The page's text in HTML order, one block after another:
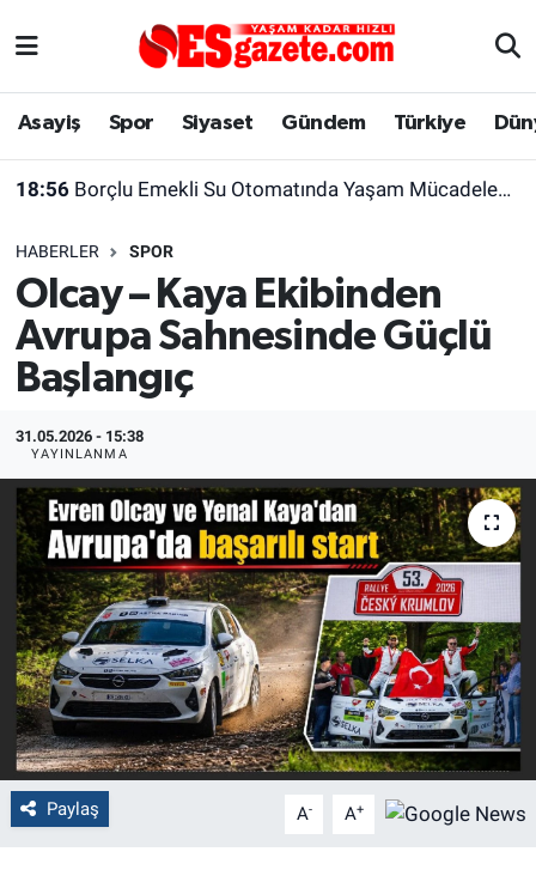
Asayiş Spor Siyaset Gündem Türkiye
18:56 Borçlu Emekli Su Otomatında Yaşam Mücadelesi Veriyor
HABERLER SPOR
Olcay – Kaya Ekibinden
Avrupa Sahnesinde Güçlü
Başlangıç
31.05.2026 - 15:38
YAYINLANMA
Paylaş A- A+
Asayiş
Türkiye
Dünya
Sağlık
Alış-Veriş/İş dünyası
Yaşam
Eskişehirspor Arşivi
Eskişehir Arşivi
Röportaj
Ekonomi
Kültür Sanat
Politika
Bilecik
Kütahya
Gezi
Genel
Eskişehir Nöbetçi Eczaneler
Süper Lig Puan Durumu ve Fikstür
Tüm Manşetler
Son Dakika Haberleri
Haber Arşivi